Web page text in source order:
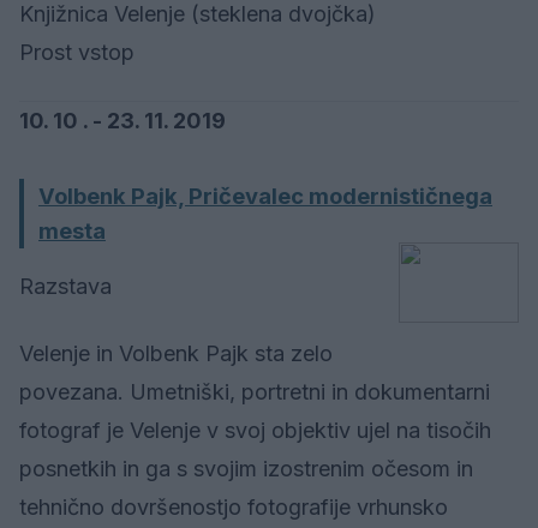
Knjižnica Velenje (steklena dvojčka)
Prost vstop
10. 10 . - 23. 11. 2019
Volbenk Pajk, Pričevalec modernističnega
mesta
Razstava
Velenje in Volbenk Pajk sta zelo
povezana. Umetniški, portretni in dokumentarni
fotograf je Velenje v svoj objektiv ujel na tisočih
posnetkih in ga s svojim izostrenim očesom in
tehnično dovršenostjo fotografije vrhunsko